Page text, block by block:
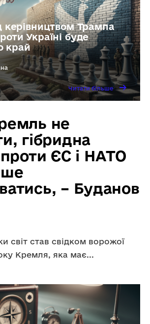
керівництвом Трампа
Україні буде
край
Читати більше →
Читати
більше
Геґсет:
край
не
гібридна
проти ЄС і НАТО
– Буданов
світ став свідком ворожої
Кремля, яка має...